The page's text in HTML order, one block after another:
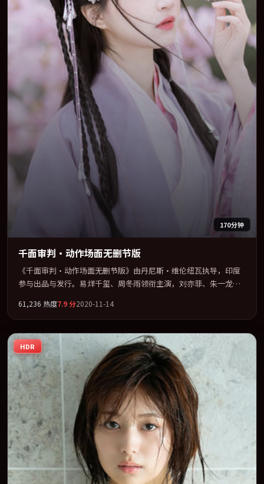
170分钟
千面审判·动作场面无删节版
《千面审判·动作场面无删节版》由丹尼斯·维伦纽瓦执导，印度
参与出品与发行。易烊千玺、周冬雨领衔主演，刘亦菲、朱一龙、
书写。全片以「犯罪」类型为骨架，在叙事、表演与视听上力求统
一。定于 2020-05-01 在内地院线及主流平台同步亮相，2020 年度
话题片中口碑稳健，适合喜欢强情节与人物弧光的观众完整观看。
61,236 热度7.9分2020-11-14
HDR